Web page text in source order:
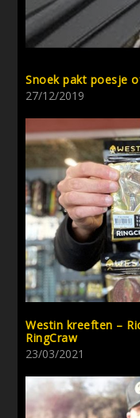
Snoek pakt poesje
27/12/2019
Westin kreeften –
RingCraw
23/03/2021